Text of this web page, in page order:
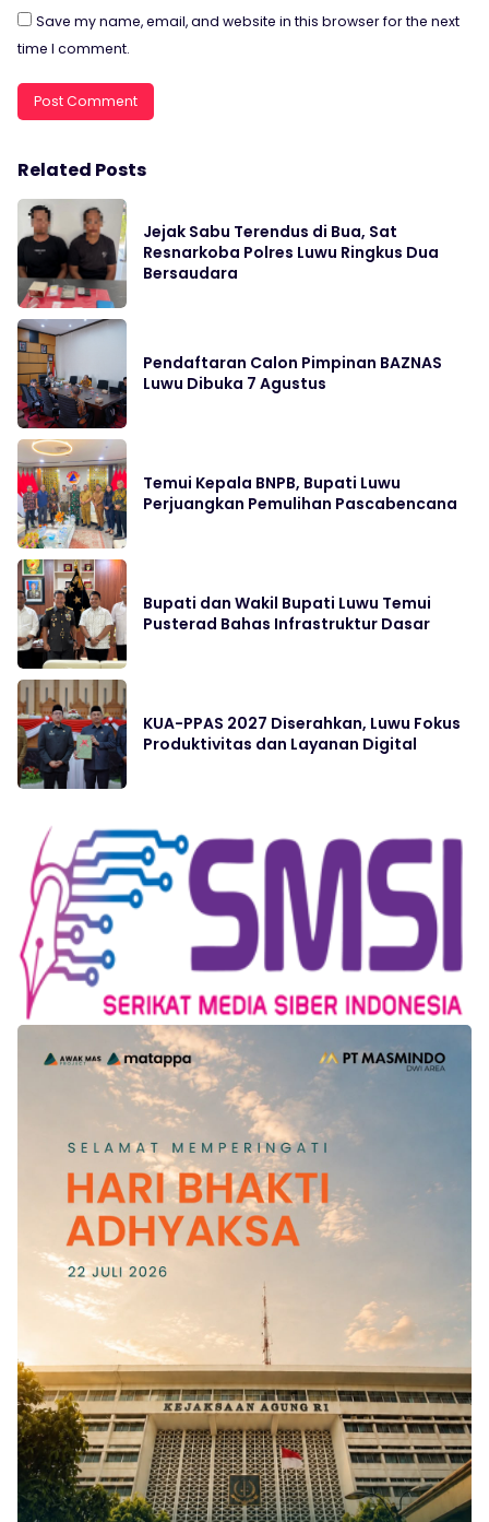
Save my name, email, and website in this browser for the next
time I comment.
Related Posts
Jejak Sabu Terendus di Bua, Sat
Resnarkoba Polres Luwu Ringkus Dua
Bersaudara
Pendaftaran Calon Pimpinan BAZNAS
Luwu Dibuka 7 Agustus
Temui Kepala BNPB, Bupati Luwu
Perjuangkan Pemulihan Pascabencana
Bupati dan Wakil Bupati Luwu Temui
Pusterad Bahas Infrastruktur Dasar
KUA-PPAS 2027 Diserahkan, Luwu Fokus
Produktivitas dan Layanan Digital